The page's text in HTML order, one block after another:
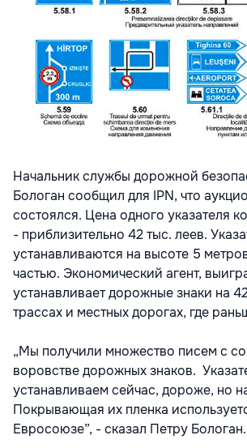
Начальник службы дорожной
Бологан сообщил для IPN, что
состоялся. Цена одного указателя
- приблизительно 42 тыс. леев.
устанавливаются на высоте 5
частью. Экономический агент,
устанавливает дорожные знаки на
трассах и местных дорогах, где
„Мы получили множество писем с
воровстве дорожных знаков.
устанавливаем сейчас, дороже, но
Покрывающая их пленка
Евросоюзе”, - сказал Петру Бологан.